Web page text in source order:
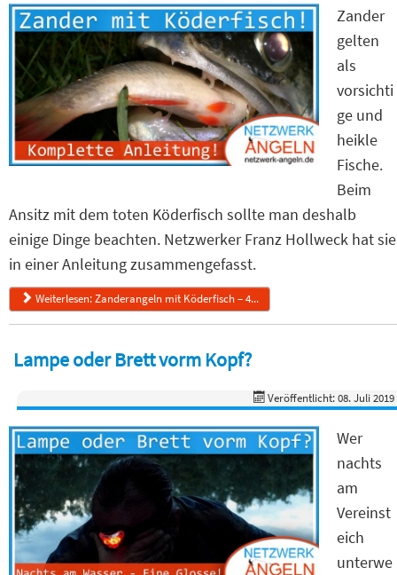
Zander
gelten
als
vorsichti
ge und
heikle
Fische.
Beim
Ansitz mit dem toten Köderfisch sollte man deshalb
einige Dinge beachten. Netzwerker Franz Hollweck hat sie
in einer Anleitung zusammengefasst.
Weiterlesen: Zanderangeln mit Köderfisch – 4...
Lampe oder Brett vorm Kopf?
Veröffentlicht: 08. Juli 2019
Wer
nachts
am
Vereinst
eich
unterwe